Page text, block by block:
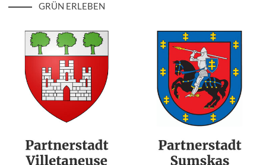
GRÜN ERLEBEN